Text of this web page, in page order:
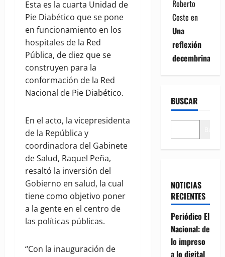
Esta es la cuarta Unidad de
Pie Diabético que se pone
en funcionamiento en los
hospitales de la Red
Pública, de diez que se
construyen para la
conformación de la Red
Nacional de Pie Diabético.
En el acto, la vicepresidenta
de la República y
coordinadora del Gabinete
de Salud, Raquel Peña,
resaltó la inversión del
Gobierno en salud, la cual
tiene como objetivo poner
a la gente en el centro de
las políticas públicas.
“Con la inauguración de
Roberto
Coste en
Una
reflexión
decembrina
BUSCAR
NOTICIAS
RECIENTES
Periódico El
Nacional: de
lo impreso
a lo digital